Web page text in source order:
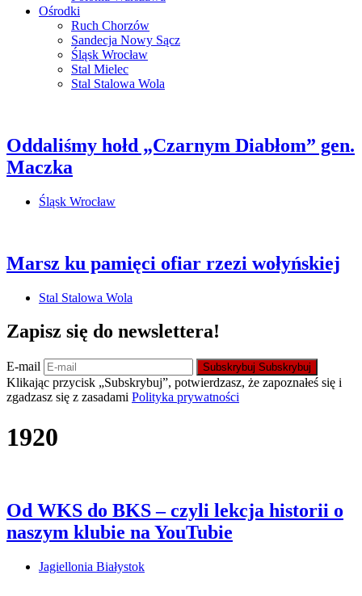
Ośrodki
Ruch Chorzów
Sandecja Nowy Sącz
Śląsk Wrocław
Stal Mielec
Stal Stalowa Wola
Oddaliśmy hołd „Czarnym Diabłom” gen.
Maczka
Śląsk Wrocław
Marsz ku pamięci ofiar rzezi wołyńskiej
Stal Stalowa Wola
Zapisz się do newslettera!
E-mail Subskrybuj Subskrybuj
Klikając przycisk „Subskrybuj”, potwierdzasz, że zapoznałeś się i
zgadzasz się z zasadami Polityka prywatności
1920
Od WKS do BKS – czyli lekcja historii o
naszym klubie na YouTubie
Jagiellonia Białystok